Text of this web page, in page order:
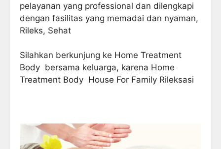
pelayanan yang professional dan dilengkapi
dengan fasilitas yang memadai dan nyaman,
Rileks, Sehat
Silahkan berkunjung ke Home Treatment
Body bersama keluarga, karena Home
Treatment Body House For Family Rileksasi